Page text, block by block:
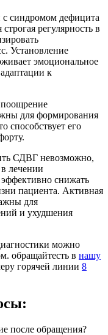
с синдромом дефицита
регулярность в
Установление
эмоциональное
к
для формирования
способствует его
СДВГ невозможно,
лечении
эффективно снижать
пациента. Активная
для
и ухудшения
можно
обращайтесть в нашу
горячей линии 8
после обращения?